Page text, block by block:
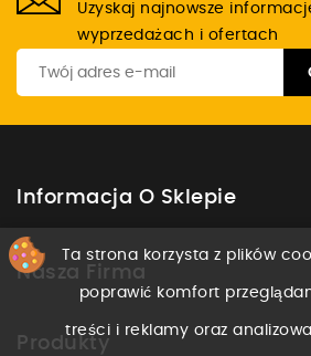
Uzyskaj najnowsze
wyprzedażach i ofertach
Informacja O Sklepie
Nasza Firma
Produkty
Ta strona korzysta z plików
poprawić komfort
treści i reklamy oraz